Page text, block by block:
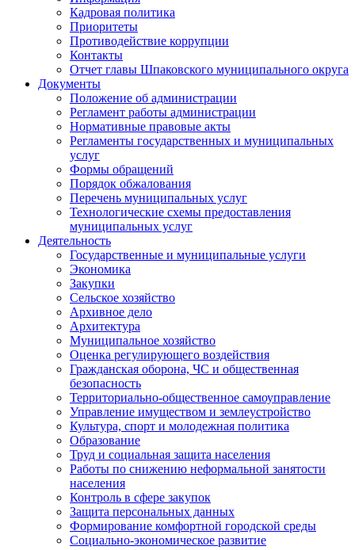
Кадровая политика
Приоритеты
Противодействие коррупции
Контакты
Отчет главы Шпаковского муниципального округа
Документы
Положение об администрации
Регламент работы администрации
Нормативные правовые акты
Регламенты государственных и муниципальных
услуг
Формы обращений
Порядок обжалования
Перечень муниципальных услуг
Технологические схемы предоставления
муниципальных услуг
Деятельность
Государственные и муниципальные услуги
Экономика
Закупки
Сельское хозяйство
Архивное дело
Архитектура
Муниципальное хозяйство
Оценка регулирующего воздействия
Гражданская оборона, ЧС и общественная
безопасность
Территориально-общественное самоуправление
Управление имуществом и землеустройство
Культура, спорт и молодежная политика
Образование
Труд и социальная защита населения
Работы по снижению неформальной занятости
населения
Контроль в сфере закупок
Защита персональных данных
Формирование комфортной городской среды
Социально-экономическое развитие